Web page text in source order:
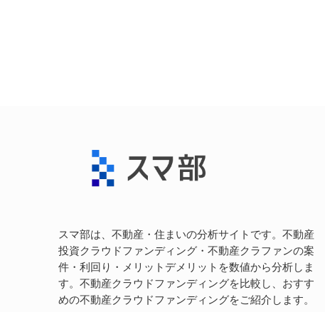
スマ部は、不動産・住まいの分析サイトです。不動産
投資クラウドファンディング・不動産クラファンの案
件・利回り・メリットデメリットを数値から分析しま
す。不動産クラウドファンディングを比較し、おすす
めの不動産クラウドファンディングをご紹介します。